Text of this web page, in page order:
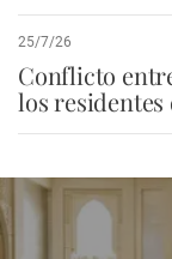
25/7/26
Conflicto
los residentes